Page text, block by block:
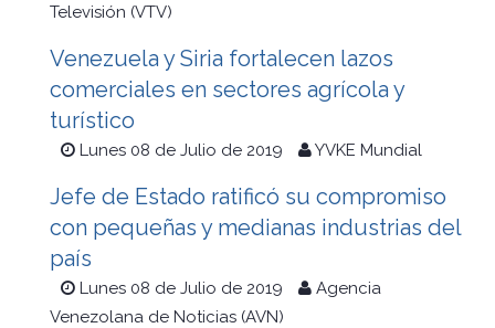
Televisión (VTV)
Venezuela y Siria fortalecen lazos
comerciales en sectores agrícola y
turístico
Lunes 08 de Julio de 2019 YVKE Mundial
Jefe de Estado ratificó su compromiso
con pequeñas y medianas industrias del
país
Lunes 08 de Julio de 2019
Agencia
Venezolana de Noticias (AVN)